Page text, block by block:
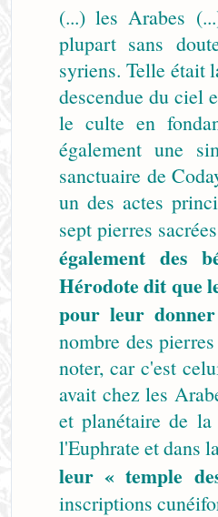
(...) les Arabes
plupart sans
syriens. Telle était
descendue du ciel
le culte en
également une
sanctuaire de
un des actes
sept pierres
également des
Hérodote dit que
pour leur
nombre des
noter, car c'est
avait chez les
et planétaire de
l'Euphrate et dans
leur « temple
inscriptions